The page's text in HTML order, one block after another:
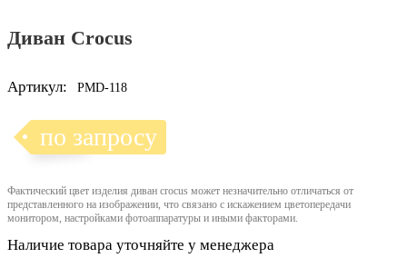
Диван Crocus
Артикул: PMD-118
по запросу
Фактический цвет изделия диван crocus может незначительно отличаться от
представленного на изображении, что связано с искажением цветопередачи
монитором, настройками фотоаппаратуры и иными факторами.
Наличие товара уточняйте у менеджера